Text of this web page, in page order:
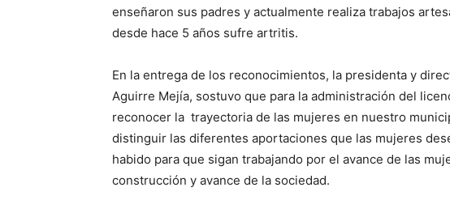
enseñaron sus padres y actualmente realiza trabajos
desde hace 5 años sufre artritis.
En la entrega de los reconocimientos, la presidenta y
Aguirre Mejía, sostuvo que para la administración del
reconocer la trayectoria de las mujeres en nuestro
distinguir las diferentes aportaciones que las mujeres
habido para que sigan trabajando por el avance de las
construcción y avance de la sociedad.